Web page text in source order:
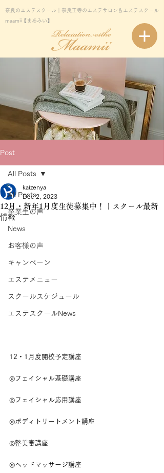
奈良のエステスクール｜奈良王寺のエステサロン＆エステスクール
maamii【まあみい】
Post
All Posts
卒業生の声
News
お客様の声
キャンペーン
エステメニュー
スクールスケジュール
エステスクールNews
All Posts
12月・新年1月度生徒募集中！｜スクール最新
情報
kaizenya
Dec 2, 2023
12・1月度開校予定講座
◎フェイシャル基礎講座
◎フェイシャル応用講座
◎ボディトリートメント講座
◎整美審講座
◎ヘッドマッサージ講座